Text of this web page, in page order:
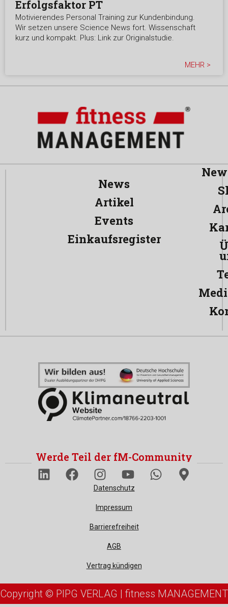
Erfolgsfaktor PT
Motivierendes Personal Training zur Kundenbindung.
Wir setzen unsere Science News fort. Wissenschaft
kurz und kompakt. Plus: Link zur Originalstudie.
MEHR >
News
Artikel
Events
Einkaufsregister
Werde Teil der fM-Community
Datenschutz
Impressum
Barrierefreiheit
AGB
Vertrag kündigen
Copyright © PIPG VERLAG | fitness MANAGEMENT